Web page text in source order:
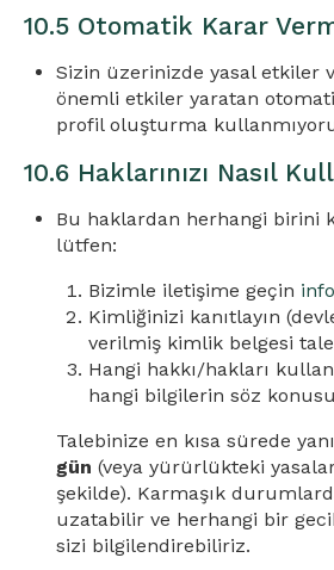
10.5 Otomatik Karar
Sizin üzerinizde yasal etkiler
önemli etkiler yaratan
profil oluşturma
10.6 Haklarınızı Nasıl
Bu haklardan herhangi birini
lütfen:
Bizimle iletişime geçin
Kimliğinizi kanıtlayın
verilmiş kimlik belgesi
Hangi hakkı/hakları
hangi bilgilerin söz
Talebinize en kısa sürede
gün (veya yürürlükteki
şekilde). Karmaşık
uzatabilir ve herhangi bir
sizi bilgilendirebiliriz.